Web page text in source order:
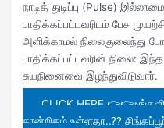
​நாடித் துடிப்பு (Pulse)
​பாதிக்கப்பட்டவரிடம் பேச
அளிக்காமல் நிலைகுலைந்து
​பாதிக்கப்பட்டவரின் நிலை:
சுயநினைவை இழந்துவிடுவார்.
CLICK HERE
சான்றிதழ் உள்ளதா..??